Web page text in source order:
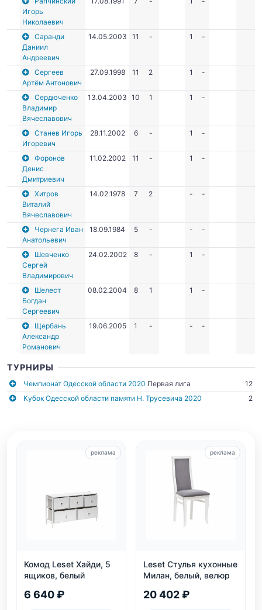
Игорь
Николаевич
Саранди
Даниил
Андреевич
14.05.2003 11 - 1 -
Сергеев
Артём Антонович
27.09.1998 11 2 1 -
Сердюченко
Владимир
Вячеславович
13.04.2003 10 1 1 -
Станев Игорь
Игоревич
28.11.2002 6 - 1 -
Форонов
Денис
Дмитриевич
11.02.2002 11 - 1 -
Хитров
Виталий
Вячеславович
14.02.1978 7 2 - -
Чернега Иван
Анатольевич
18.09.1984 5 - - -
Шевченко
Сергей
Владимирович
24.02.2002 8 - 1 -
Шелест
Богдан
Сергеевич
08.02.2004 8 1 1 -
Щербань
Александр
Романович
19.06.2005 1 - - -
ТУРНИРЫ
Чемпионат Одесской области 2020 Первая лига
12
Кубок Одесской области памяти Н. Трусевича 2020
2
Комод Leset Хайди, 5
ящиков, белый
6 640 ₽
реклама
Leset Стулья кухонные
Милан, белый, велюр
20 402 ₽
реклама